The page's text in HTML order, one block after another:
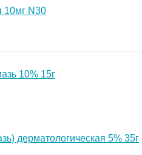
10мг N30
10% 15г
дерматологическая 5% 35г